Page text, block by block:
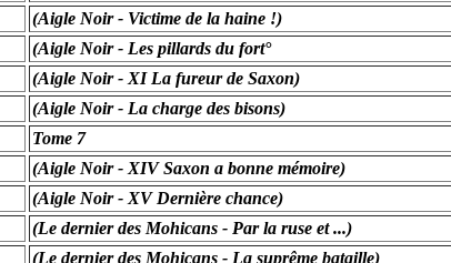
(Aigle Noir - Victime de la haine !)
(Aigle Noir - Les pillards du fort°
(Aigle Noir - XI La fureur de Saxon)
(Aigle Noir - La charge des bisons)
Tome 7
(Aigle Noir - XIV Saxon a bonne mémoire)
(Aigle Noir - XV Dernière chance)
(Le dernier des Mohicans - Par la ruse et ...)
(Le dernier des Mohicans - La suprême bataille)